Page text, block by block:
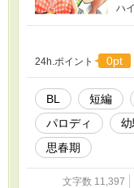
ハ
24h.ポイント 0pt
BL 短編
パロディ
思春期
文字数 11,397